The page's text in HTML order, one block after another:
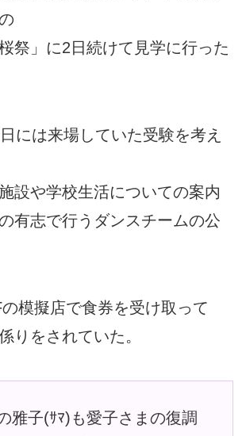
祭」に2日続けて見学に行った
には来場していた受験を考え
設や学校生活についての案内
有志で行うダンスチームの公
模擬店で食券を受け取って
りをされていた。
雅子(ｻﾏ)も愛子さまの復調